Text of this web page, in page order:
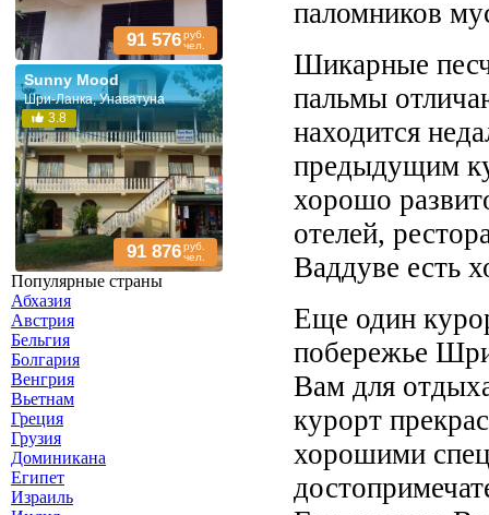
91 576руб.
чел.
Sunny Mood
Шри-Ланка, Унаватуна
3.8
91 876руб.
чел.
Популярные страны
Абхазия
Австрия
Бельгия
Болгария
Венгрия
Вьетнам
Греция
Грузия
Доминикана
Египет
Израиль
паломников
Шикарные
пальмы
находится
предыдущим
хорошо
отелей,
Ваддуве есть
Еще один
побережье
Вам для
курорт
хорошими